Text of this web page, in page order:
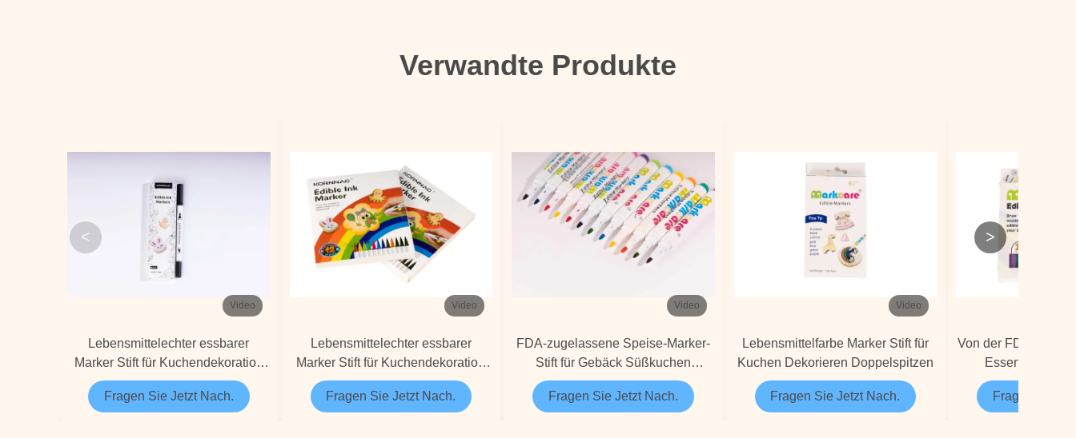
Verwandte Produkte
Video
Lebensmittelechter essbarer
Marker Stift für Kuchendekoration
Orange Grün Blau
Fragen Sie Jetzt Nach.
Video
Lebensmittelechter essbarer
Marker Stift für Kuchendekoration
Orange Grün Blau
Fragen Sie Jetzt Nach.
Video
FDA-zugelassene Speise-Marker-
Stift für Gebäck Süßkuchen
Dekoration
Fragen Sie Jetzt Nach.
Video
Lebensmittelfarbe Marker Stift für
Kuchen Dekorieren Doppelspitzen
Fragen Sie Jetzt Nach.
Von der FDA
Essensmarker-
Fragen Sie
< >